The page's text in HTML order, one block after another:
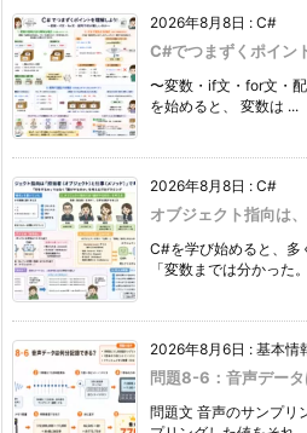
2026年8月8日 : C#
C#でつまずくポイン
〜変数・if文・for文・
を始めると、 変数は ...
2026年8月8日 : C#
オブジェクト指向は
C#を学び始めると、多
「変数までは分かった
2026年8月6日 : 基本情
問題8-6：音声デー
問題文 音声のサンプリ